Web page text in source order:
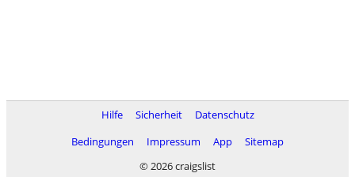
Hilfe Sicherheit
Datenschutz
Bedingungen
Impressum App
Sitemap
© 2026 craigslist